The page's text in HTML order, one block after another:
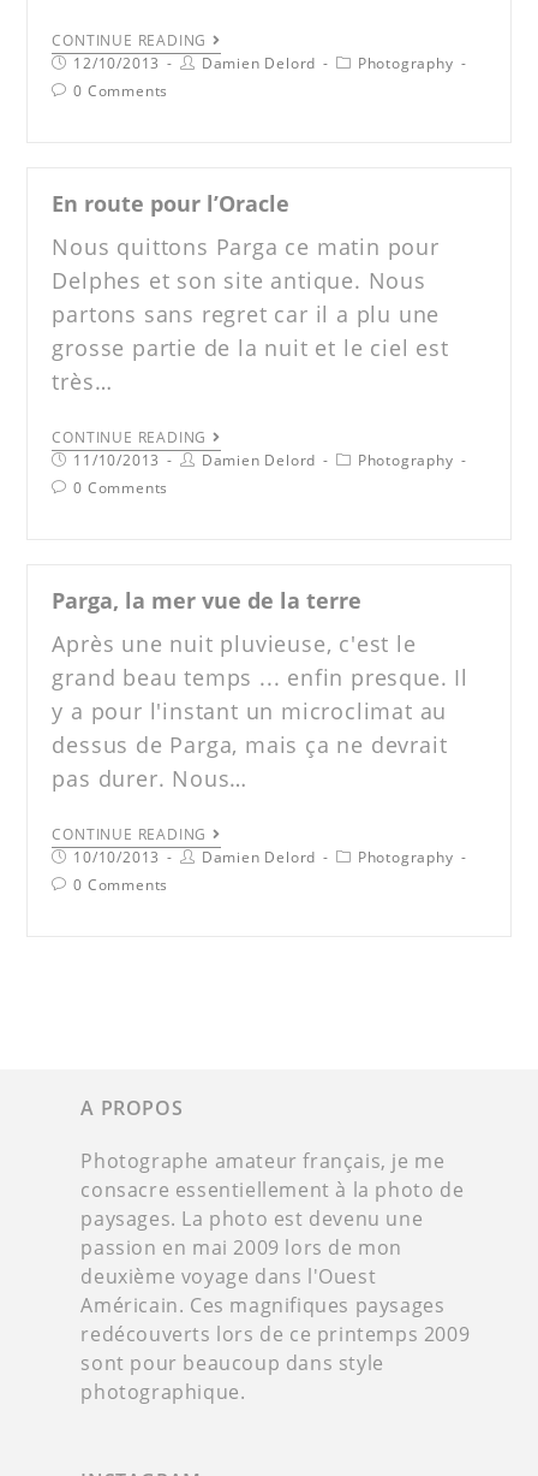
CONTINUE READING
12/10/2013
Damien Delord
Photography
0 Comments
En route pour l’Oracle
Nous quittons Parga ce matin pour
Delphes et son site antique. Nous
partons sans regret car il a plu une
grosse partie de la nuit et le ciel est
très…
CONTINUE READING
11/10/2013
Damien Delord
Photography
0 Comments
Parga, la mer vue de la terre
Après une nuit pluvieuse, c'est le
grand beau temps ... enfin presque. Il
y a pour l'instant un microclimat au
dessus de Parga, mais ça ne devrait
pas durer. Nous…
CONTINUE READING
10/10/2013
Damien Delord
Photography
0 Comments
A PROPOS
Photographe amateur français, je me
consacre essentiellement à la photo de
paysages. La photo est devenu une
passion en mai 2009 lors de mon
deuxième voyage dans l'Ouest
Américain. Ces magnifiques paysages
redécouverts lors de ce printemps 2009
sont pour beaucoup dans style
photographique.